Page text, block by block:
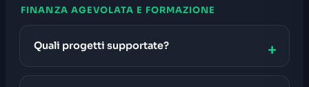
FINANZA AGEVOLATA E FORMAZIONE
Quali progetti supportate?